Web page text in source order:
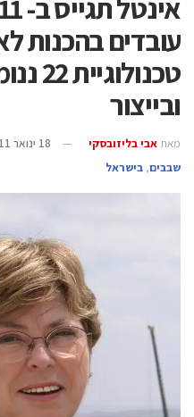
עובדים בהכנות
ובייצור
מאת אבי בליזובסקי
18 ינואר 2011
‫שבבים‬, בישראל